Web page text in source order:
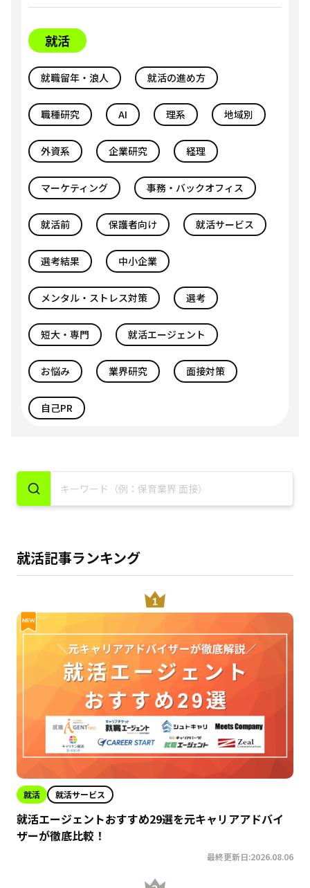
就活
就職留年・浪人 就活の進め方
職種研究 AI 理系 地域別
外資系 企業研究 経理
マーケティング 事務・バックオフィス
就活前 保護者向け 就活サービス
選考結果 中小企業
メンタル・ストレス対策 選考
短大・専門 就活エージェント
お悩み 業界研究 面接対策
自己PR
就活記事ランキング
就活 就活サービス
就活エージェントおすすめ29選を元キャリアアドバイ
ザーが徹底比較！
最終更新日:2026.08.06